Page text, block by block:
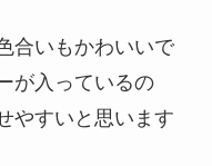
合いもかわいいで
が入っているの
やすいと思います